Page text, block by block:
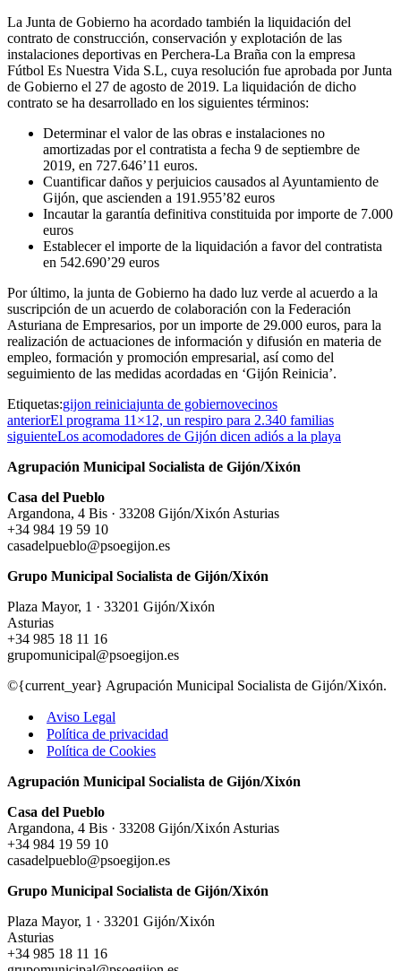
La Junta de Gobierno ha acordado también la liquidación del
contrato de construcción, conservación y explotación de las
instalaciones deportivas en Perchera-La Braña con la empresa
Fútbol Es Nuestra Vida S.L, cuya resolución fue aprobada por Junta
de Gobierno el 27 de agosto de 2019. La liquidación de dicho
contrato se ha desarrollado en los siguientes términos:
Determinar el valor de las obras e instalaciones no
amortizadas por el contratista a fecha 9 de septiembre de
2019, en 727.646’11 euros.
Cuantificar daños y perjuicios causados al Ayuntamiento de
Gijón, que ascienden a 191.955’82 euros
Incautar la garantía definitiva constituida por importe de 7.000
euros
Establecer el importe de la liquidación a favor del contratista
en 542.690’29 euros
Por último, la junta de Gobierno ha dado luz verde al acuerdo a la
suscripción de un acuerdo de colaboración con la Federación
Asturiana de Empresarios, por un importe de 29.000 euros, para la
realización de actuaciones de información y difusión en materia de
empleo, formación y promoción empresarial, así como del
seguimiento de las medidas acordadas en ‘Gijón Reinicia’.
Etiquetas:gijon reiniciajunta de gobiernovecinos
anteriorEl programa 11×12, un respiro para 2.340 familias
siguienteLos acomodadores de Gijón dicen adiós a la playa
Agrupación Municipal Socialista de Gijón/Xixón
Casa del Pueblo
Argandona, 4 Bis · 33208 Gijón/Xixón Asturias
+34 984 19 59 10
casadelpueblo@psoegijon.es
Grupo Municipal Socialista de Gijón/Xixón
Plaza Mayor, 1 · 33201 Gijón/Xixón
Asturias
+34 985 18 11 16
grupomunicipal@psoegijon.es
©{current_year} Agrupación Municipal Socialista de Gijón/Xixón.
Aviso Legal
Política de privacidad
Política de Cookies
Agrupación Municipal Socialista de Gijón/Xixón
Casa del Pueblo
Argandona, 4 Bis · 33208 Gijón/Xixón Asturias
+34 984 19 59 10
casadelpueblo@psoegijon.es
Grupo Municipal Socialista de Gijón/Xixón
Plaza Mayor, 1 · 33201 Gijón/Xixón
Asturias
+34 985 18 11 16